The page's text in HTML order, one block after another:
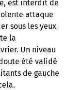
est interdit de
attaque
sous les yeux
la
Un niveau
été validé
de gauche